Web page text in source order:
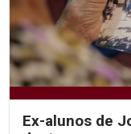
Ex-alunos de